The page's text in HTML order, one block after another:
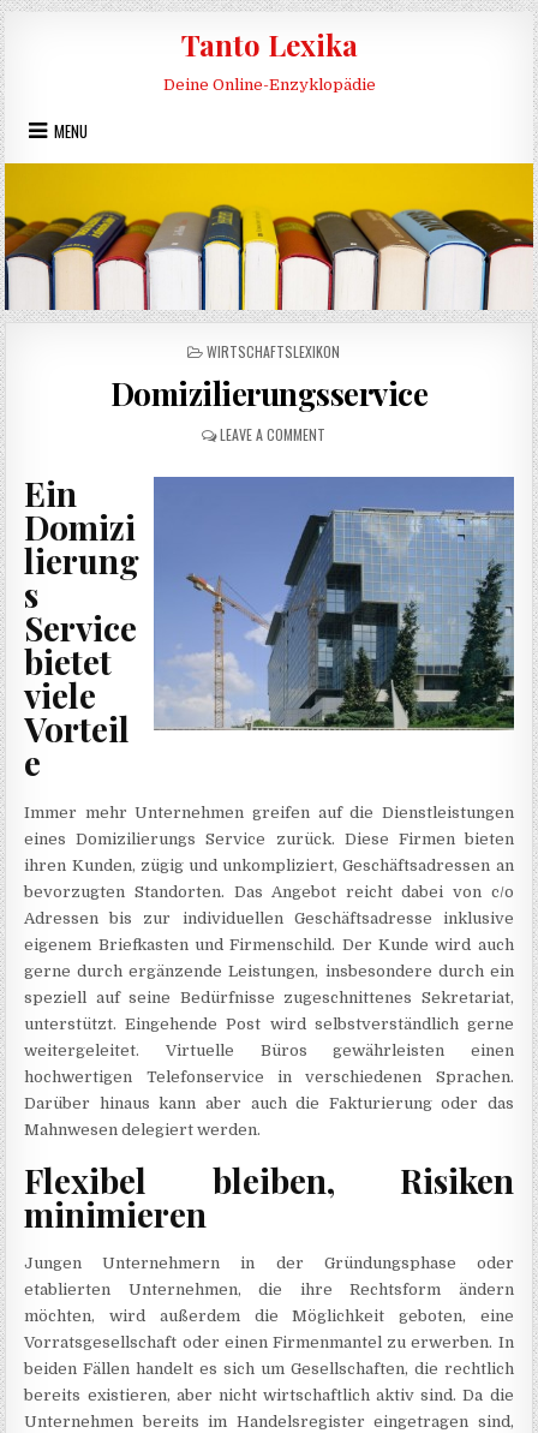
Skip to content
Tanto Lexika
Deine Online-Enzyklopädie
MENU
POSTED IN
WIRTSCHAFTSLEXIKON
Domizilierungsservice
LEAVE A COMMENTON DOMIZILIERUNGSSERVICE
Ein
Domizi
lierung
s
Service
bietet
viele
Vorteil
e
Immer mehr Unternehmen greifen auf die Dienstleistungen
eines Domizilierungs Service zurück. Diese Firmen bieten
ihren Kunden, zügig und unkompliziert, Geschäftsadressen an
bevorzugten Standorten. Das Angebot reicht dabei von c/o
Adressen bis zur individuellen Geschäftsadresse inklusive
eigenem Briefkasten und Firmenschild. Der Kunde wird auch
gerne durch ergänzende Leistungen, insbesondere durch ein
speziell auf seine Bedürfnisse zugeschnittenes Sekretariat,
unterstützt. Eingehende Post wird selbstverständlich gerne
weitergeleitet. Virtuelle Büros gewährleisten einen
hochwertigen Telefonservice in verschiedenen Sprachen.
Darüber hinaus kann aber auch die Fakturierung oder das
Mahnwesen delegiert werden.
Flexibel bleiben, Risiken
minimieren
Jungen Unternehmern in der Gründungsphase oder
etablierten Unternehmen, die ihre Rechtsform ändern
möchten, wird außerdem die Möglichkeit geboten, eine
Vorratsgesellschaft oder einen Firmenmantel zu erwerben. In
beiden Fällen handelt es sich um Gesellschaften, die rechtlich
bereits existieren, aber nicht wirtschaftlich aktiv sind. Da die
Unternehmen bereits im Handelsregister eingetragen sind,